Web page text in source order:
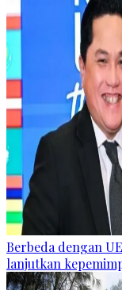
Berbeda dengan
lanjutkan